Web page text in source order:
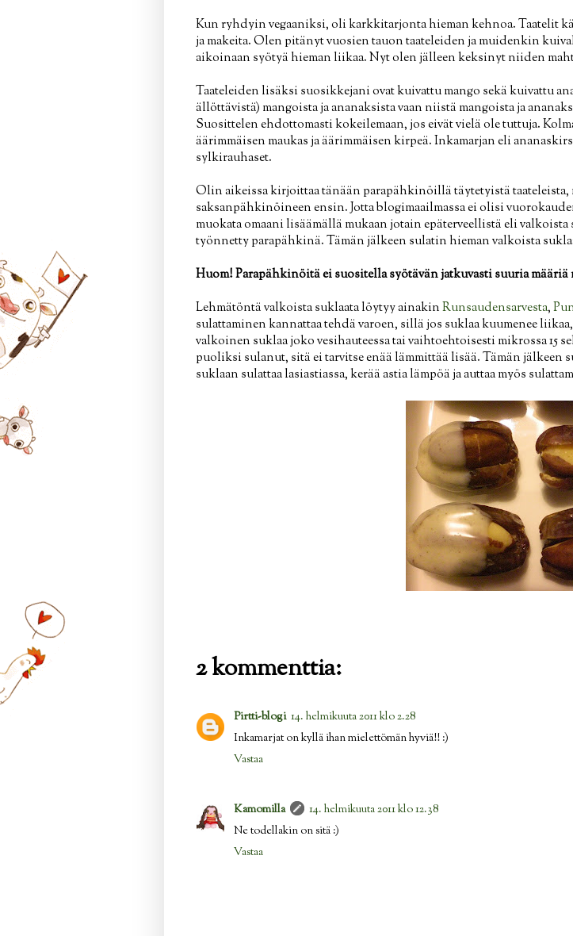
Kun ryhdyin vegaaniksi, oli karkkitarjonta hieman kehnoa. Taatelit
ja makeita. Olen pitänyt vuosien tauon taateleiden ja muidenkin
aikoinaan syötyä hieman liikaa. Nyt olen jälleen keksinyt niiden
Taateleiden lisäksi suosikkejani ovat kuivattu mango sekä kuivattu
ällöttävistä) mangoista ja ananaksista vaan niistä mangoista ja
Suosittelen ehdottomasti kokeilemaan, jos eivät vielä ole tuttuja.
äärimmäisen maukas ja äärimmäisen kirpeä. Inkamarjan eli
sylkirauhaset.
Olin aikeissa kirjoittaa tänään parapähkinöillä täytetyistä taateleista,
saksanpähkinöineen ensin. Jotta blogimaailmassa ei olisi
muokata omaani lisäämällä mukaan jotain epäterveellistä eli
työnnetty parapähkinä. Tämän jälkeen sulatin hieman valkoista
Huom! Parapähkinöitä ei suositella syötävän jatkuvasti suuria
Lehmätöntä valkoista suklaata löytyy ainakinRunsaudensarvesta,
sulattaminen kannattaa tehdä varoen, sillä jos suklaa kuumenee
valkoinen suklaa joko vesihauteessa tai vaihtoehtoisesti mikrossa 15
puoliksi sulanut, sitä ei tarvitse enää lämmittää lisää. Tämän jälkeen
suklaan sulattaa lasiastiassa, kerää astia lämpöä ja auttaa myös
2 kommenttia:
Pirtti-blogi 14. helmikuuta 2011 klo 2.28
Inkamarjat on kyllä ihan mielettömän hyviä!! :)
Vastaa
Kamomilla
14. helmikuuta 2011 klo 12.38
Ne todellakin on sitä :)
Vastaa